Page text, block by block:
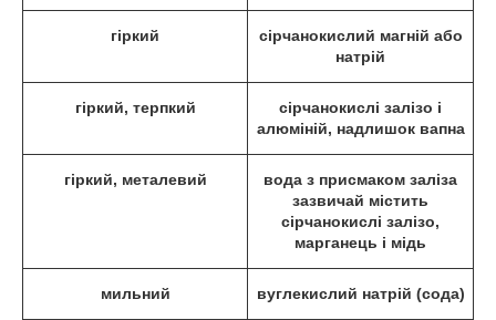
гіркий
сірчанокислий магній або
натрій
гіркий, терпкий
сірчанокислі залізо і
алюміній, надлишок вапна
гіркий, металевий
вода з присмаком заліза
зазвичай містить
сірчанокислі залізо,
марганець і мідь
мильний вуглекислий натрій (сода)